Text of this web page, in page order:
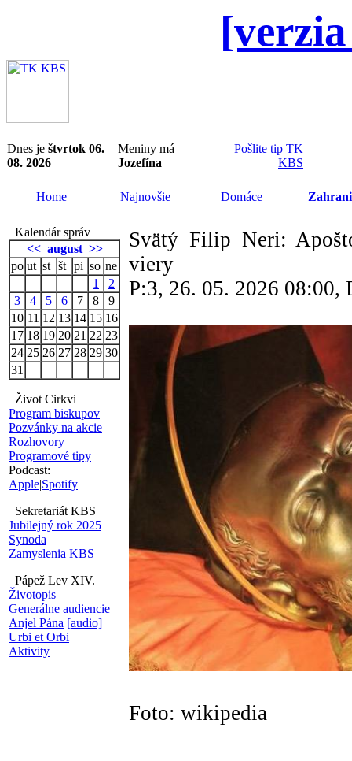
Dnes je štvrtok 06.
08. 2026
Meniny má
Jozefína
Pošlite tip TK
KBS
Home Najnovšie Domáce
Kalendár správ
<< august >>
po ut st št pi so ne
1
2
3
4 5 6 7 8
9
10 11 12 13 14 15 16
17 18 19 20 21 22 23
24 25 26 27 28 29 30
31
Život Cirkvi
Program biskupov
Pozvánky na akcie
Rozhovory
Programové tipy
Podcast:
Apple|Spotify
Sekretariát KBS
Jubilejný rok 2025
Synoda
Zamyslenia KBS
Pápež Lev XIV.
Životopis
Generálne audiencie
Anjel Pána [audio]
Urbi et Orbi
Aktivity
Svätý Filip Neri:
viery
P:3, 26. 05. 2026 08:00,
Foto: wikipedia